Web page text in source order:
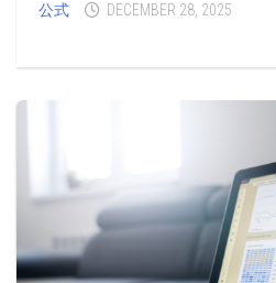
公式 DECEMBER 28, 2025